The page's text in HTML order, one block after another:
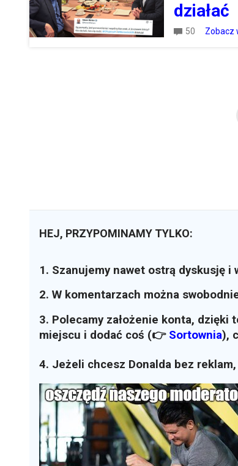
działać
50 Zobacz
HEJ, PRZYPOMINAMY TYLKO:
1. Szanujemy nawet ostrą dyskusję i
2. W komentarzach można
3. Polecamy założenie konta,
miejscu i dodać coś (👉 Sortownia),
4. Jeżeli chcesz Donalda bez